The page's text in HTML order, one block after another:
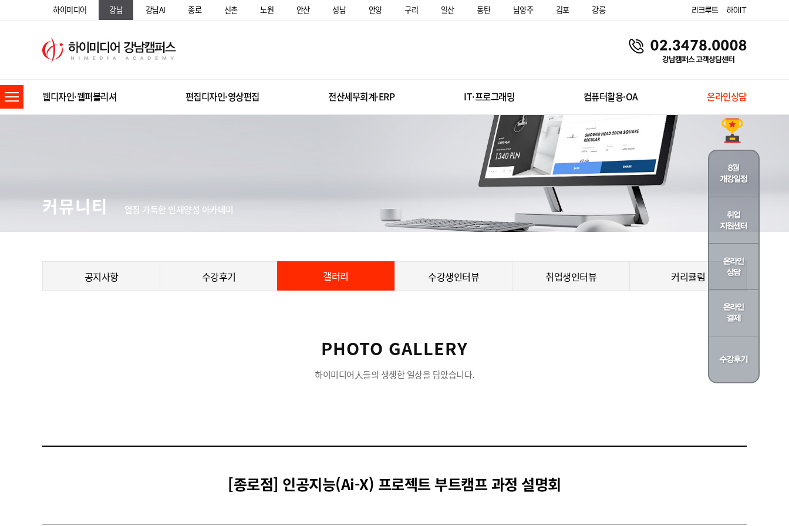
하이미디어 강남 강남AI 종로 신촌 노원 안산 성남 안양 구리 일산 동탄 남양주 김포 강릉
웹디자인·웹퍼블리셔 편집디자인·영상편집 전산세무회계·ERP IT·프로그래밍 컴퓨터활용·OA 온라인상담
커뮤니티 열정 가득한 인재양성 아카데미
공지사항 수강후기 갤러리 수강생인터뷰 취업생인터뷰 커리큘럼
PHOTO GALLERY
하이미디어人들의 생생한 일상을 담았습니다.
[종로점] 인공지능(Ai-X) 프로젝트 부트캠프 과정 설명회